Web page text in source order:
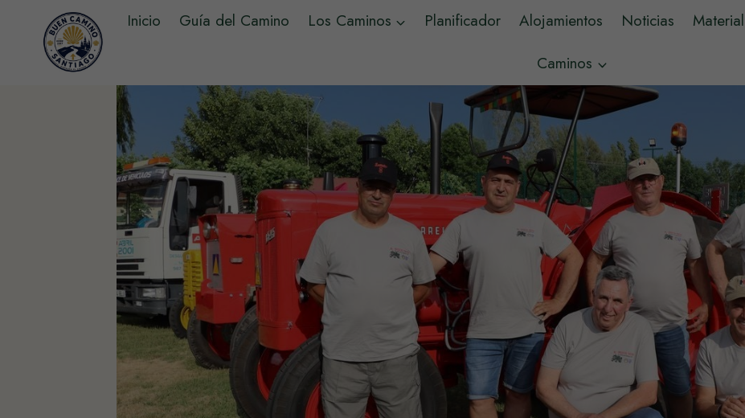
contenido
Inicio Guía del Camino Los Caminos Planificador Alojamientos Noticias Material
Caminos